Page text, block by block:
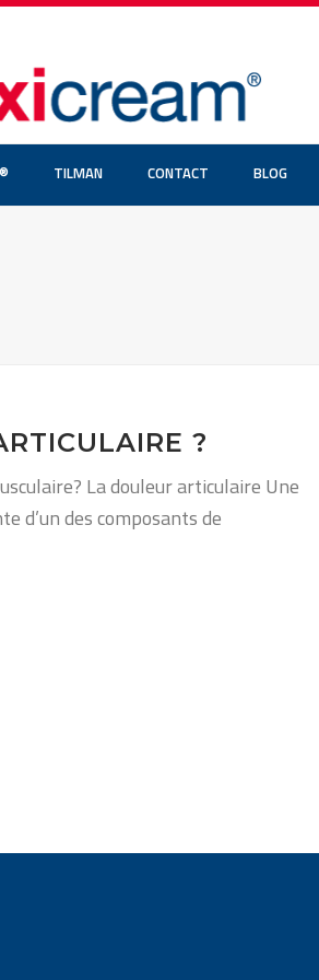
TILMAN CONTACT BLOG
?
La douleur articulaire Une
d’un des composants de